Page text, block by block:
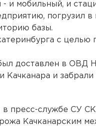
и мобильный, и
погрузил в
базы.
с целью
доставлен в ОВД
Качканара и
пресс-службе СУ
Качканарским